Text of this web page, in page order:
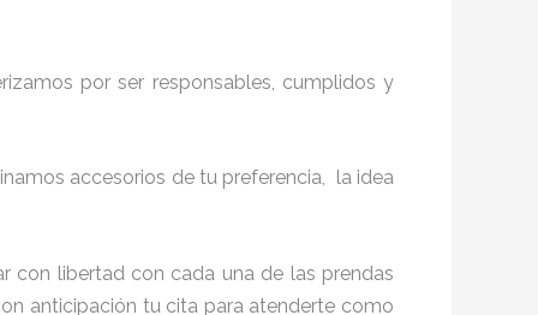
por ser responsables, cumplidos y
accesorios de tu preferencia, la idea
con libertad con cada una de las prendas
anticipación tu cita para atenderte como